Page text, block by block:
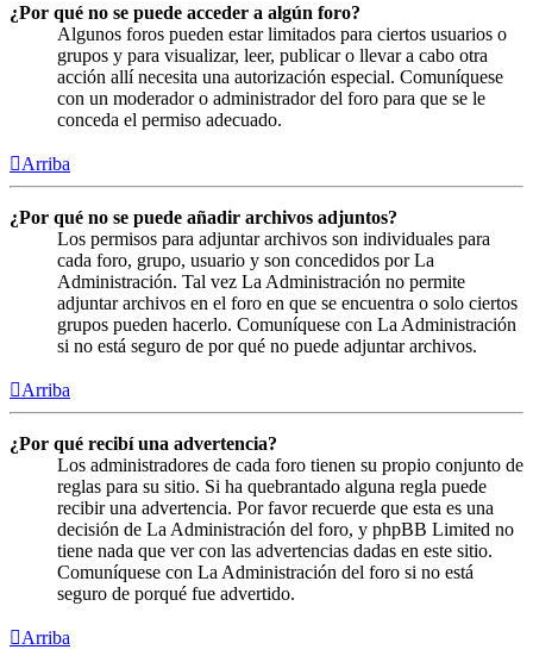
¿Por qué no se puede acceder a algún foro?
Algunos foros pueden estar limitados para ciertos usuarios o
grupos y para visualizar, leer, publicar o llevar a cabo otra
acción allí necesita una autorización especial. Comuníquese
con un moderador o administrador del foro para que se le
conceda el permiso adecuado.
Arriba
¿Por qué no se puede añadir archivos adjuntos?
Los permisos para adjuntar archivos son individuales para
cada foro, grupo, usuario y son concedidos por La
Administración. Tal vez La Administración no permite
adjuntar archivos en el foro en que se encuentra o solo ciertos
grupos pueden hacerlo. Comuníquese con La Administración
si no está seguro de por qué no puede adjuntar archivos.
Arriba
¿Por qué recibí una advertencia?
Los administradores de cada foro tienen su propio conjunto de
reglas para su sitio. Si ha quebrantado alguna regla puede
recibir una advertencia. Por favor recuerde que esta es una
decisión de La Administración del foro, y phpBB Limited no
tiene nada que ver con las advertencias dadas en este sitio.
Comuníquese con La Administración del foro si no está
seguro de porqué fue advertido.
Arriba